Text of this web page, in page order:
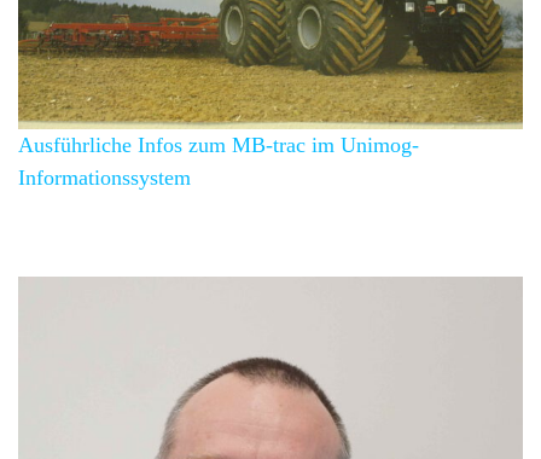
Ausführliche Infos zum MB-trac im Unimog-
Informationssystem